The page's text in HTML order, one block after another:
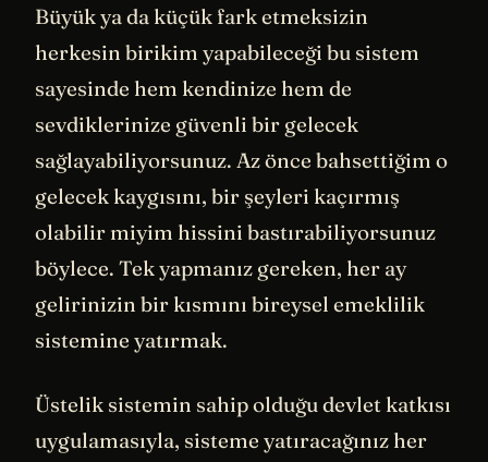
Büyük ya da küçük fark etmeksizin
herkesin birikim yapabileceği bu sistem
sayesinde hem kendinize hem de
sevdiklerinize güvenli bir gelecek
sağlayabiliyorsunuz. Az önce bahsettiğim o
gelecek kaygısını, bir şeyleri kaçırmış
olabilir miyim hissini bastırabiliyorsunuz
böylece. Tek yapmanız gereken, her ay
gelirinizin bir kısmını bireysel emeklilik
sistemine yatırmak.
Üstelik sistemin sahip olduğu devlet katkısı
uygulamasıyla, sisteme yatıracağınız her